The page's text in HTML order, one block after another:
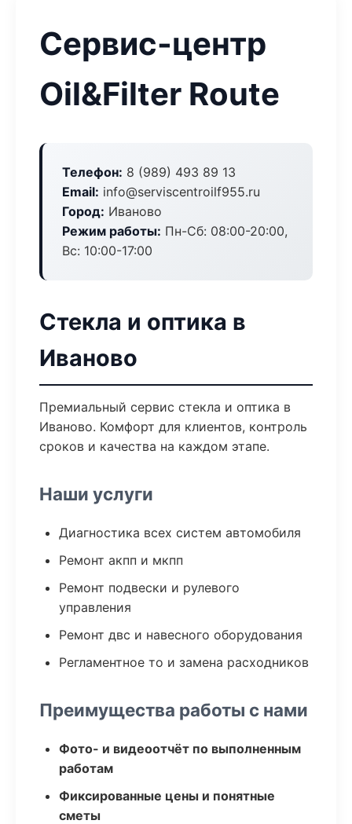
Сервис-центр
Oil&Filter Route
Телефон: 8 (989) 493 89 13
Email: info@serviscentroilf955.ru
Город: Иваново
Режим работы: Пн-Сб: 08:00-20:00,
Вс: 10:00-17:00
Стекла и оптика в
Иваново
Премиальный сервис стекла и оптика в
Иваново. Комфорт для клиентов, контроль
сроков и качества на каждом этапе.
Наши услуги
Диагностика всех систем автомобиля
Ремонт акпп и мкпп
Ремонт подвески и рулевого
управления
Ремонт двс и навесного оборудования
Регламентное то и замена расходников
Преимущества работы с нами
Фото- и видеоотчёт по выполненным
работам
Фиксированные цены и понятные
сметы